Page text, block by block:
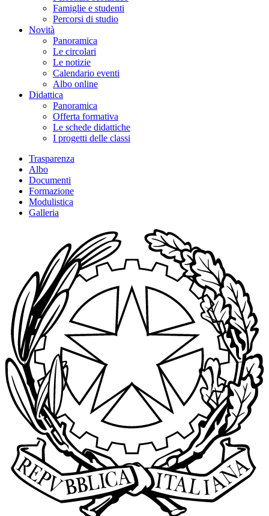
Famiglie e studenti
Percorsi di studio
Novità
Panoramica
Le circolari
Le notizie
Calendario eventi
Albo online
Didattica
Panoramica
Offerta formativa
Le schede didattiche
I progetti delle classi
Trasparenza
Albo
Documenti
Formazione
Modulistica
Galleria